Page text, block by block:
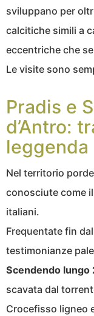
sviluppano per
calcitiche simili a
eccentriche che
Le visite sono
Pradis e
d’Antro:
leggenda
Nel territorio
conosciute come
italiani.
Frequentate fin
testimonianze
Scendendo lungo
scavata dal
Crocefisso ligneo